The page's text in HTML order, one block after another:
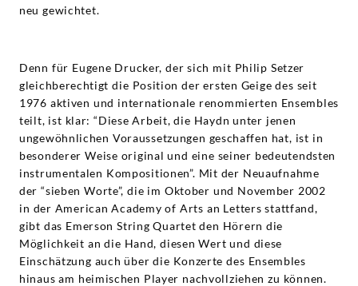
neu gewichtet.
Denn für Eugene Drucker, der sich mit Philip Setzer
gleichberechtigt die Position der ersten Geige des seit
1976 aktiven und internationale renommierten Ensembles
teilt, ist klar: “Diese Arbeit, die Haydn unter jenen
ungewöhnlichen Voraussetzungen geschaffen hat, ist in
besonderer Weise original und eine seiner bedeutendsten
instrumentalen Kompositionen”. Mit der Neuaufnahme
der “sieben Worte”, die im Oktober und November 2002
in der American Academy of Arts an Letters stattfand,
gibt das Emerson String Quartet den Hörern die
Möglichkeit an die Hand, diesen Wert und diese
Einschätzung auch über die Konzerte des Ensembles
hinaus am heimischen Player nachvollziehen zu können.